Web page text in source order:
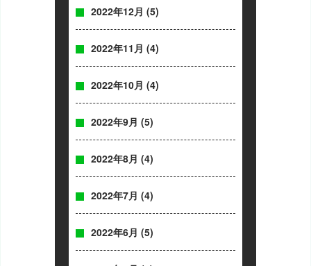
2022年12月 (5)
2022年11月 (4)
2022年10月 (4)
2022年9月 (5)
2022年8月 (4)
2022年7月 (4)
2022年6月 (5)